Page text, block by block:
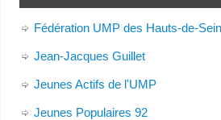
Fédération UMP des Hauts-de-
Jean-Jacques Guillet
Jeunes Actifs de l'UMP
Jeunes Populaires 92